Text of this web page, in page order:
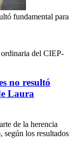
fundamental para
ordinaria del CIEP-
no resultó
Laura
de la herencia
según los resultados